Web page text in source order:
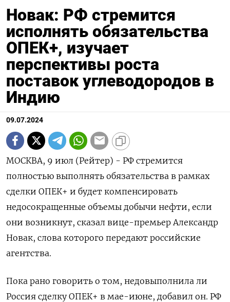
Новак: РФ стремится
исполнять обязательства
ОПЕК+, изучает
перспективы роста
поставок углеводородов в
Индию
09.07.2024
МОСКВА, 9 июл (Рейтер) - РФ стремится
полностью выполнять обязательства в рамках
сделки ОПЕК+ и будет компенсировать
недосокращенные объемы добычи нефти, если
они возникнут, сказал вице-премьер Александр
Новак, слова которого передают российские
агентства.
Пока рано говорить о том, недовыполнила ли
Россия сделку ОПЕК+ в мае-июне, добавил он. РФ